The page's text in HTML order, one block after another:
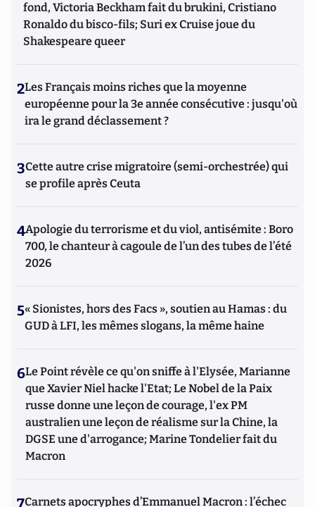
fond, Victoria Beckham fait du brukini, Cristiano
Ronaldo du bisco-fils; Suri ex Cruise joue du
Shakespeare queer
2Les Français moins riches que la moyenne
européenne pour la 3e année consécutive : jusqu'où
ira le grand déclassement ?
3Cette autre crise migratoire (semi-orchestrée) qui
se profile après Ceuta
4Apologie du terrorisme et du viol, antisémite : Boro
700, le chanteur à cagoule de l’un des tubes de l’été
2026
5« Sionistes, hors des Facs », soutien au Hamas : du
GUD à LFI, les mêmes slogans, la même haine
6Le Point révèle ce qu'on sniffe à l'Elysée, Marianne
que Xavier Niel hacke l'Etat; Le Nobel de la Paix
russe donne une leçon de courage, l'ex PM
australien une leçon de réalisme sur la Chine, la
DGSE une d'arrogance; Marine Tondelier fait du
Macron
7Carnets apocryphes d’Emmanuel Macron : l’échec